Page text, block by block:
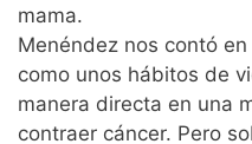
mama.
Menéndez nos contó
como unos hábitos de
manera directa en una
contraer cáncer. Pero